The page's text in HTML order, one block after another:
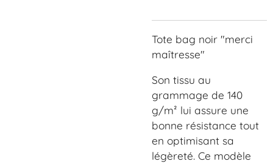
Tote bag noir "merci
maîtresse"
Son tissu au
grammage de 140
g/m² lui assure une
bonne résistance tout
en optimisant sa
légèreté. Ce modèle